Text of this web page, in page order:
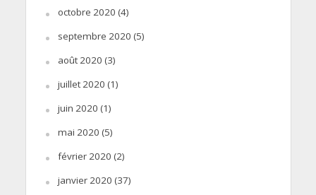
octobre 2020 (4)
septembre 2020 (5)
août 2020 (3)
juillet 2020 (1)
juin 2020 (1)
mai 2020 (5)
février 2020 (2)
janvier 2020 (37)